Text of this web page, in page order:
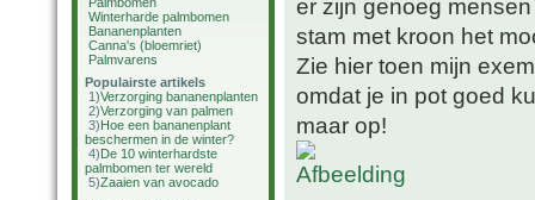
Winterharde palmbomen
Bananenplanten
Canna's (bloemriet)
Palmvarens
Populairste artikels
1)Verzorging bananenplanten
2)Verzorging van palmen
3)Hoe een bananenplant
beschermen in de winter?
4)De 10 winterhardste
palmbomen ter wereld
5)Zaaien van avocado
er zijn genoeg
stam met kroon het
Zie hier toen mijn
omdat je in pot goed
maar op!